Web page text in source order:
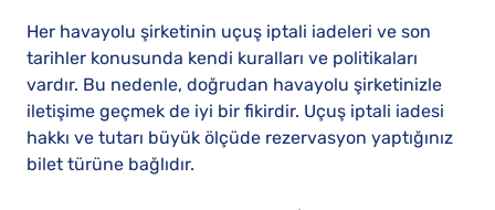
Her havayolu şirketinin uçuş iptali iadeleri ve son
tarihler konusunda kendi kuralları ve politikaları
vardır. Bu nedenle, doğrudan havayolu şirketinizle
iletişime geçmek de iyi bir fikirdir. Uçuş iptali iadesi
hakkı ve tutarı büyük ölçüde rezervasyon yaptığınız
bilet türüne bağlıdır.